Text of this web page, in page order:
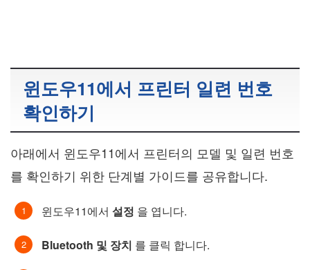
윈도우11에서 프린터 일련 번호
확인하기
아래에서 윈도우11에서 프린터의 모델 및 일련 번호
를 확인하기 위한 단계별 가이드를 공유합니다.
윈도우11에서 설정 을 엽니다.
Bluetooth 및 장치 를 클릭 합니다.